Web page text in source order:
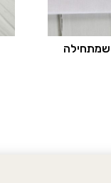
שמתחילה